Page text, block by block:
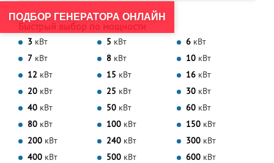
Быстрый выбор по мощности
3 кВт 5 кВт 6 кВт
7 кВт 8 кВт 10 кВт
12 кВт 15 кВт 16 кВт
20 кВт 25 кВт 30 кВт
40 кВт 50 кВт 60 кВт
80 кВт 100 кВт 150 кВт
200 кВт 240 кВт 300 кВт
400 кВт 500 кВт 600 кВт
ПОДБОР ГЕНЕРАТОРА ОНЛАЙН